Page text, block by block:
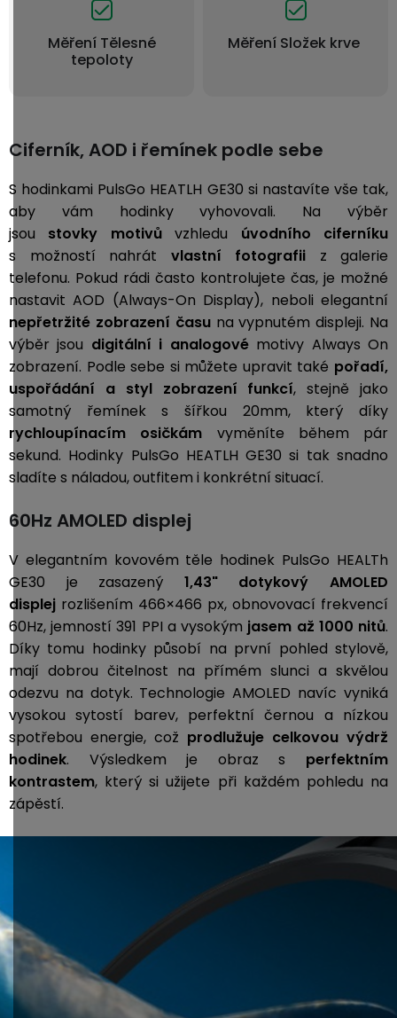
Měření Tělesné
tepoloty
Měření Složek krve
Ciferník, AOD i řemínek podle sebe
S hodinkami PulsGo HEATLH GE30 si nastavíte vše tak,
aby vám hodinky vyhovovali. Na výběr
jsou stovky motivůvzhledu úvodního ciferníku
s možností nahrát vlastní fotografii z galerie
telefonu. Pokud rádi často kontrolujete čas, je možné
nastavit AOD (Always-On Display), neboli elegantní
nepřetržité zobrazení časuna vypnutém displeji. Na
výběr jsou digitální i analogovémotivy Always On
zobrazení. Podle sebe si můžete upravit také pořadí,
uspořádání a styl zobrazení funkcí, stejně jako
samotný řemínek s šířkou 20mm, který díky
rychloupínacím osičkám vyměníte během pár
sekund. Hodinky PulsGo HEATLH GE30 si tak snadno
sladíte s náladou, outfitem i konkrétní situací.
60Hz AMOLED displej
V elegantním kovovém těle hodinek PulsGo HEALTh
GE30 je zasazený 1,43" dotykový AMOLED
displej rozlišením 466×466 px, obnovovací frekvencí
60Hz, jemností 391 PPI a vysokým jasem až 1000 nitů.
Díky tomu hodinky působí na první pohled stylově,
mají dobrou čitelnost na přímém slunci a skvělou
odezvu na dotyk. Technologie AMOLED navíc vyniká
vysokou sytostí barev, perfektní černou a nízkou
spotřebou energie, což prodlužuje celkovou výdrž
hodinek. Výsledkem je obraz s perfektním
kontrastem, který si užijete při každém pohledu na
zápěstí.